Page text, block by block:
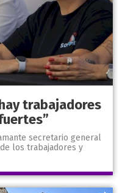
trabajadores
secretario general
los trabajadores y